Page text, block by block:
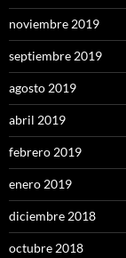
noviembre 2019
septiembre 2019
agosto 2019
abril 2019
febrero 2019
enero 2019
diciembre 2018
octubre 2018